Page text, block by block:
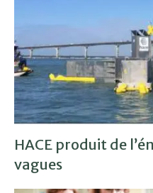
HACE produit de
vagues